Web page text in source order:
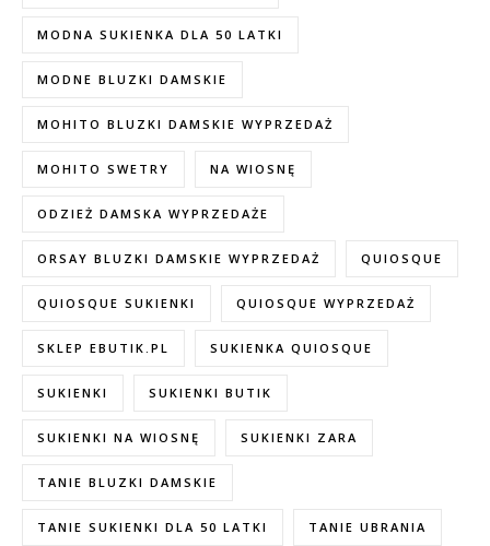
MODNA SUKIENKA DLA 50 LATKI
MODNE BLUZKI DAMSKIE
MOHITO BLUZKI DAMSKIE WYPRZEDAŻ
MOHITO SWETRY NA WIOSNĘ
ODZIEŻ DAMSKA WYPRZEDAŻE
ORSAY BLUZKI DAMSKIE WYPRZEDAŻ QUIOSQUE
QUIOSQUE SUKIENKI QUIOSQUE WYPRZEDAŻ
SKLEP EBUTIK.PL SUKIENKA QUIOSQUE
SUKIENKI SUKIENKI BUTIK
SUKIENKI NA WIOSNĘ SUKIENKI ZARA
TANIE BLUZKI DAMSKIE
TANIE SUKIENKI DLA 50 LATKI TANIE UBRANIA